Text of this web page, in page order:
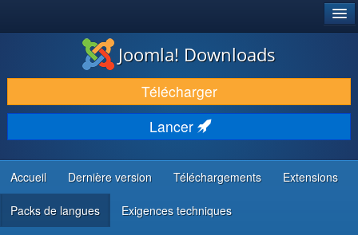
TÉLÉCHARGER & ENRICHIR
DÉCOUVRIR & APPRENDRE
COMMUNAUTÉ & SUPPORT
RESSOURCES DÉVELOPPEURS
Joomla! Downloads
Télécharger
Lancer
Accueil Dernière version Téléchargements Extensions
Packs de langues Exigences techniques